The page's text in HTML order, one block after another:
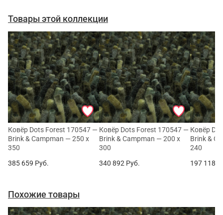
Товары этой коллекции
Ковёр Dots Forest 170547 —
Brink & Campman — 250 x
350
385 659 Руб.
Ковёр Dots Forest 170547 —
Brink & Campman — 200 x
300
340 892 Руб.
Ковёр
Brink &
240
197 118
Похожие товары